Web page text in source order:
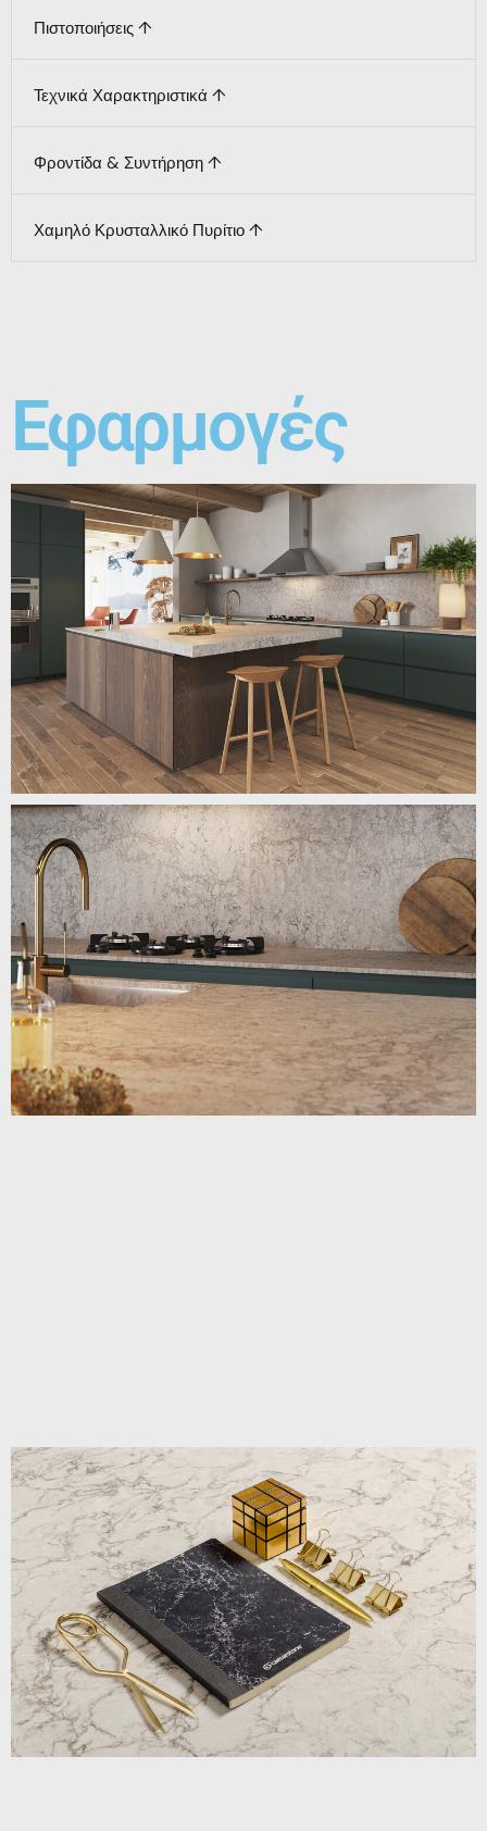
Πιστοποιήσεις ↑
Τεχνικά Χαρακτηριστικά ↑
Φροντίδα & Συντήρηση ↑
Χαμηλό Κρυσταλλικό Πυρίτιο ↑
Εφαρμογές